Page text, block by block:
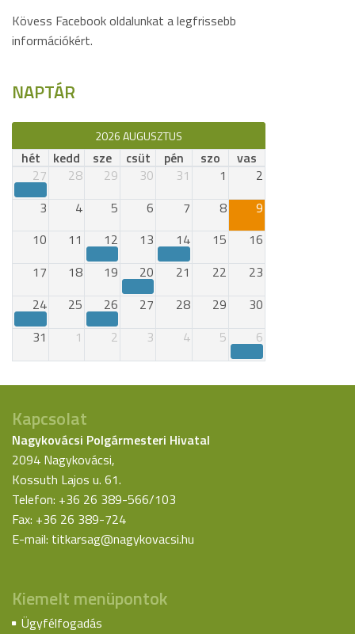
Kövess Facebook oldalunkat a legfrissebb
információkért.
NAPTÁR
2026 AUGUSZTUS
hét kedd sze csüt pén szo
vas
27
28 29 30 31 1
2
3
4 5 6 7 8
9
10
11 12 13 14 15
16
17
18 19 20 21 22
23
24
25 26 27 28 29
30
31
1 2 3 4 5 6
Kapcsolat
Nagykovácsi Polgármesteri Hivatal
2094 Nagykovácsi,
Kossuth Lajos u. 61.
Telefon: +36 26 389-566/103
Fax: +36 26 389-724
E-mail: titkarsag@nagykovacsi.hu
Kiemelt menüpontok
Ügyfélfogadás